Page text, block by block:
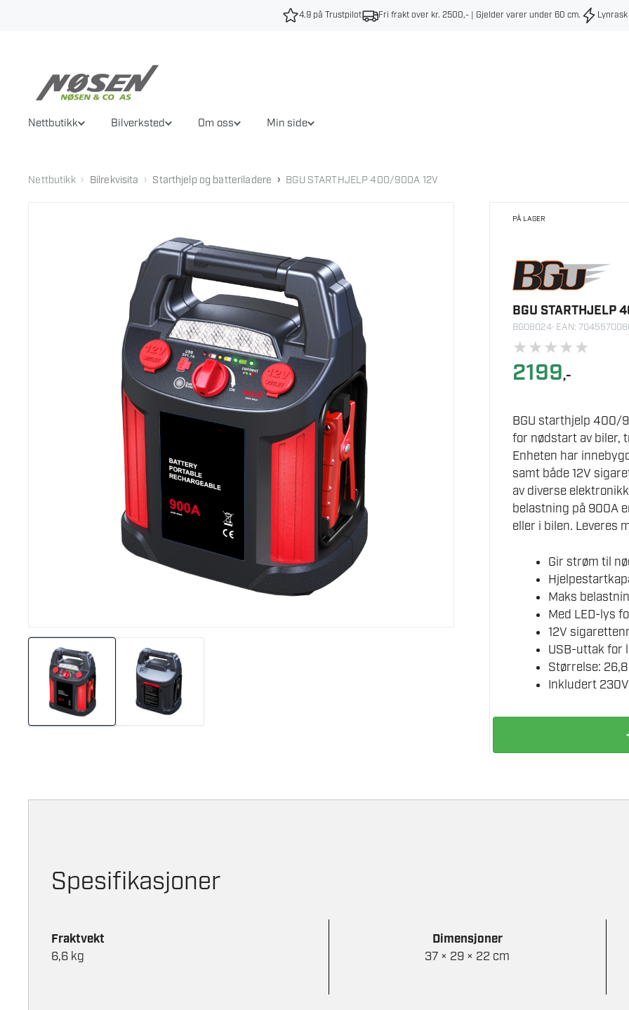
4.9 på Trustpilot Fri frakt over kr. 2500,- | Gjelder varer under 60 cm.
Nettbutikk Bilverksted Om oss Min side
Nettbutikk › Bilrekvisita › Starthjelp og batteriladere › BGU STARTHJELP 400/900A 12V
PÅ LAGER
BGU STARTHJELP
BG08024· EAN:
★★★★★
2199,-
BGU starthjelp 400/
for nødstart av biler,
Enheten har
samt både 12V
av diverse
belastning på 900A
eller i bilen. Leveres
Gir strøm til
Maks
Med LED-lys
12V
USB-uttak for
Størrelse:
Inkludert
Spesifikasjoner
Fraktvekt
6,6 kg
Dimensjoner
37 × 29 × 22 cm